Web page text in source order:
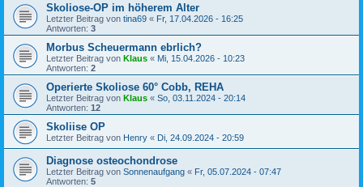
Skoliose-OP im höherem Alter
Letzter Beitrag von tina69 « Fr, 17.04.2026 - 16:25
Antworten: 3
Morbus Scheuermann ebrlich?
Letzter Beitrag von Klaus « Mi, 15.04.2026 - 10:23
Antworten: 2
Operierte Skoliose 60° Cobb, REHA
Letzter Beitrag von Klaus « So, 03.11.2024 - 20:14
Antworten: 12
Skoliise OP
Letzter Beitrag von Henry « Di, 24.09.2024 - 20:59
Diagnose osteochondrose
Letzter Beitrag von Sonnenaufgang « Fr, 05.07.2024 - 07:47
Antworten: 5